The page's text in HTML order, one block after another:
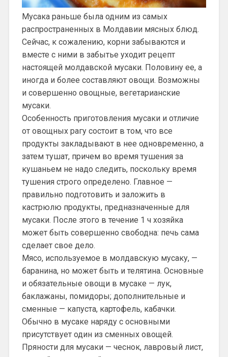
Мусака раньше была одним из самых
распространенных в Молдавии мясных блюд.
Сейчас, к сожалению, корни забываются и
вместе с ними в забытье уходит рецепт
настоящей молдавской мусаки. Половину ее, а
иногда и более составляют овощи. Возможны
и совершенно овощные, вегетарианские
мусаки.
Особенность приготовления мусаки и отличие
от овощных рагу состоит в том, что все
продукты закладывают в нее одновременно, а
затем тушат, причем во время тушения за
кушаньем не надо следить, поскольку время
тушения строго определено. Главное —
правильно подготовить и заложить в
кастрюлю продукты, предназначенные для
мусаки. После этого в течение 1 ч хозяйка
может быть совершенно свободна: печь сама
сделает свое дело.
Мясо, используемое в молдавскую мусаку, —
баранина, но может быть и телятина. Основные
и обязательные овощи в мусаке — лук,
баклажаны, помидоры; дополнительные и
сменные — капуста, картофель, кабачки.
Обычно в мусаке наряду с основными
присутствует один из сменных овощей.
Пряности для мусаки — чеснок, лавровый лист,